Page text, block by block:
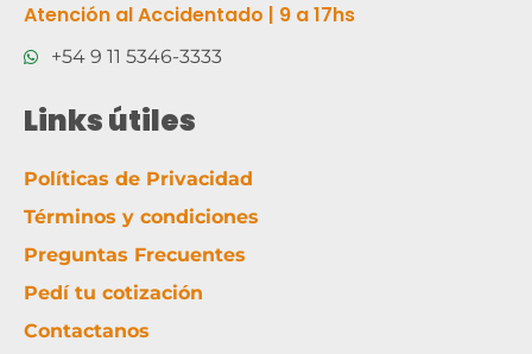
Atención al Accidentado | 9 a 17hs
+54 9 11 5346-3333
Links útiles
Políticas de Privacidad
Términos y condiciones
Preguntas Frecuentes
Pedí tu cotización
Contactanos